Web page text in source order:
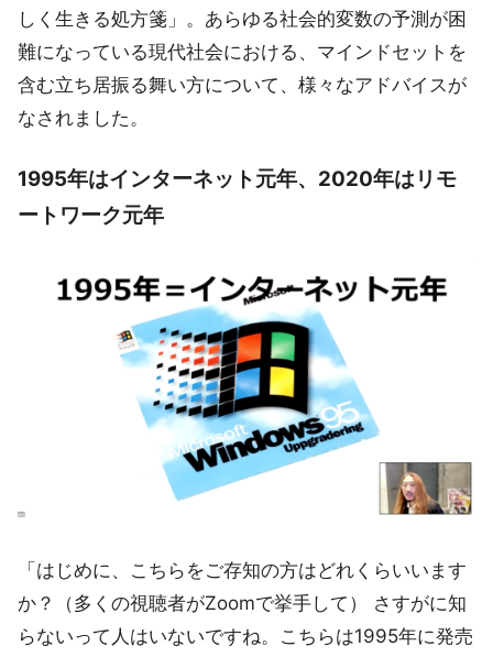
しく生きる処方箋」。あらゆる社会的変数の予測が困
難になっている現代社会における、マインドセットを
含む立ち居振る舞い方について、様々なアドバイスが
なされました。
1995年はインターネット元年、2020年はリモ
ートワーク元年
「はじめに、こちらをご存知の方はどれくらいいます
か？（多くの視聴者がZoomで挙手して） さすがに知
らないって人はいないですね。こちらは1995年に発売